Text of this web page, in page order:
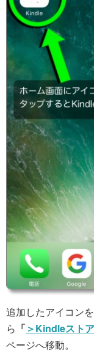
追加したアイコン
ら 「 ＞Kindleストア
ページへ移動。